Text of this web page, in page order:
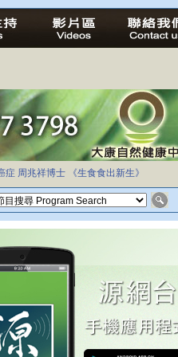
症 周兆祥博士 《生食食出新生》